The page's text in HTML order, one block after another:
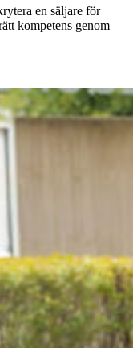
en säljare för
kompetens genom